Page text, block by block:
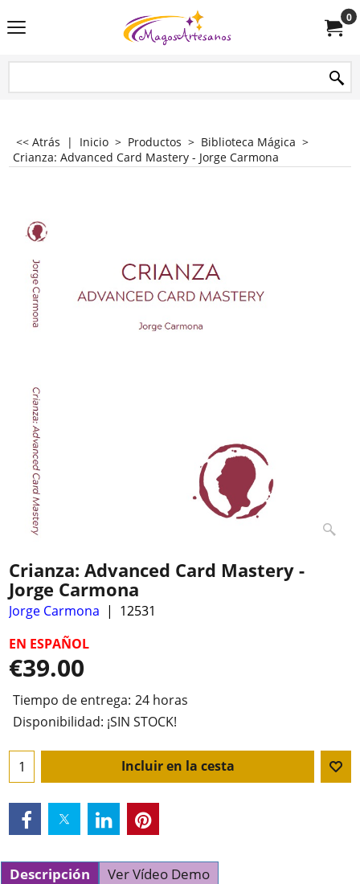
0
<< Atrás | Inicio > Productos > Biblioteca Mágica >
Crianza: Advanced Card Mastery - Jorge Carmona
Crianza: Advanced Card Mastery -
Jorge Carmona
Jorge Carmona
12531
EN ESPAÑOL
€39.00
Tiempo de entrega: 24 horas
Disponibilidad: ¡SIN STOCK!
Incluir en la cesta
Descripción Ver Vídeo Demo